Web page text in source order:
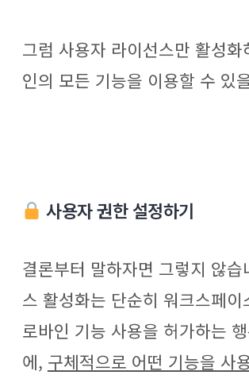
그럼 사용자 라이선스만 활성화
인의 모든 기능을 이용할 수 있
사용자 권한 설정하기
결론부터 말하자면 그렇지 않습
스 활성화는 단순히 워크스페이
로바인 기능 사용을 허가하는
에, 구체적으로 어떤 기능을 사